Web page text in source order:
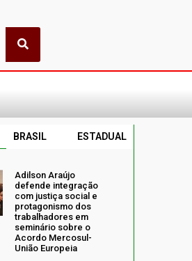
BRASIL ESTADUAL
Adilson Araújo
defende integração
com justiça social e
protagonismo dos
trabalhadores em
seminário sobre o
Acordo Mercosul-
União Europeia